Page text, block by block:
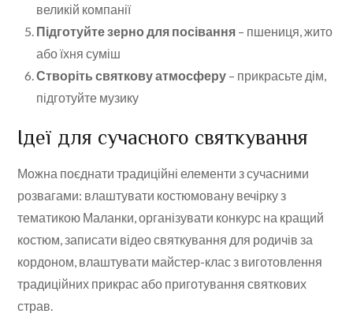
великій компанії
Підготуйте зерно для посівання – пшениця, жито
або їхня суміш
Створіть святкову атмосферу – прикрасьте дім,
підготуйте музику
Ідеї для сучасного святкування
Можна поєднати традиційні елементи з сучасними
розвагами: влаштувати костюмовану вечірку з
тематикою Маланки, організувати конкурс на кращий
костюм, записати відео святкування для родичів за
кордоном, влаштувати майстер-клас з виготовлення
традиційних прикрас або приготування святкових
страв.